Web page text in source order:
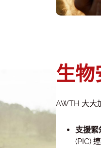
生物
AWTH 大大
支援緊
(PIC)